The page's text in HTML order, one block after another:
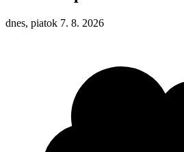
dnes, piatok 7. 8. 2026